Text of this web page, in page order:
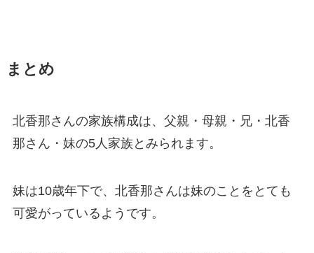
まとめ
北香那さんの家族構成は、父親・母親・兄・北香
那さん・妹の5人家族とみられます。
妹は10歳年下で、北香那さんは妹のことをとても
可愛がっているようです。